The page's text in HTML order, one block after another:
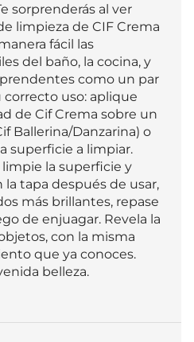
sorprenderás al ver
limpieza de CIF Crema
fácil las
del baño, la cocina, y
como un par
correcto uso: aplique
de Cif Crema sobre un
Ballerina/Danzarina) o
superficie a limpiar.
la superficie y
tapa después de usar,
más brillantes, repase
de enjuagar. Revela la
con la misma
que ya conoces.
belleza.